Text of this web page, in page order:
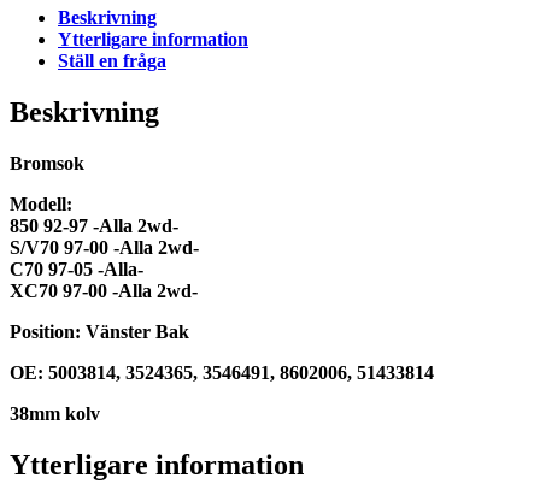
Beskrivning
Ytterligare information
Ställ en fråga
Beskrivning
Bromsok
Modell:
850 92-97 -Alla 2wd-
S/V70 97-00 -Alla 2wd-
C70 97-05 -Alla-
XC70 97-00 -Alla 2wd-
Position: Vänster Bak
OE: 5003814, 3524365, 3546491, 8602006, 51433814
38mm kolv
Ytterligare information